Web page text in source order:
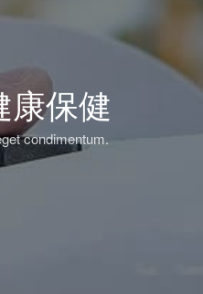
康保健
condimentum.